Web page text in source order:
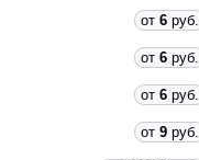
от 6 руб.
от 6 руб.
от 6 руб.
от 9 руб.